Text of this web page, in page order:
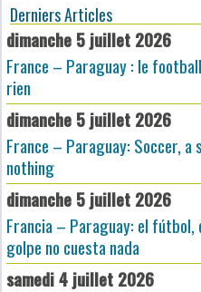
Derniers Articles
dimanche 5 juillet 2026
France – Paraguay : le
rien
dimanche 5 juillet 2026
France – Paraguay: Soccer,
nothing
dimanche 5 juillet 2026
Francia – Paraguay: el fútbol,
golpe no cuesta nada
samedi 4 juillet 2026